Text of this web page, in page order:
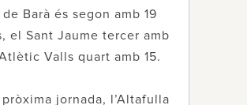
de Barà és segon amb 19
el Sant Jaume tercer amb
Valls quart amb 15.
pròxima jornada, l’Altafulla